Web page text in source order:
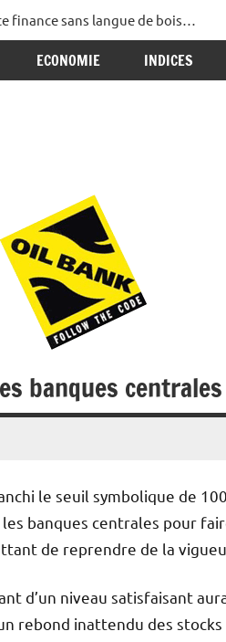
finance sans langue de bois…
ECONOMIE INDICES
banques centrales
le seuil symbolique de
banques centrales pour
de reprendre de la
d’un niveau satisfaisant
rebond inattendu des